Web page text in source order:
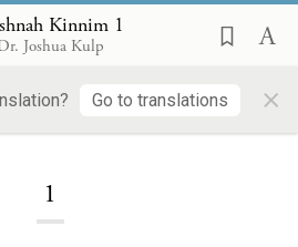
Kinnim 1
Joshua Kulp
Go to translations ×
Kinnim
1